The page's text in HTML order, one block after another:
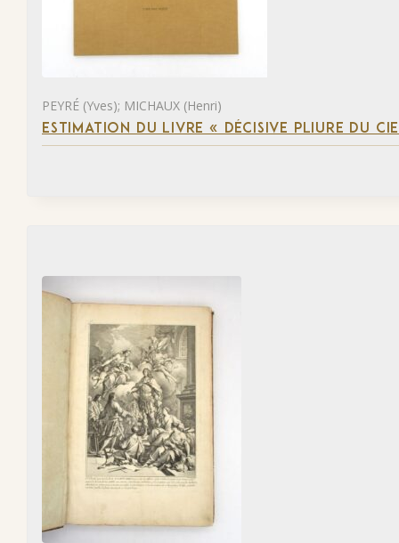
PEYRÉ (Yves); MICHAUX (Henri)
ESTIMATION DU LIVRE « DÉCISIVE PLIURE DU